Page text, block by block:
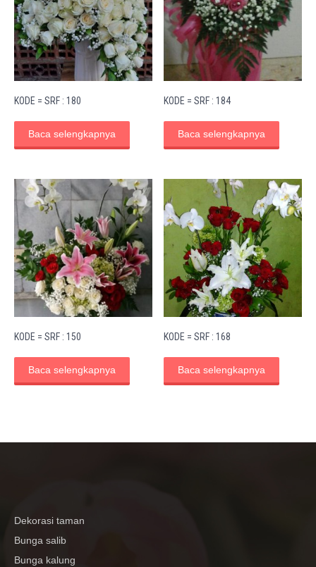
KODE = SRF : 180
Baca selengkapnya
KODE = SRF : 184
Baca selengkapnya
KODE = SRF : 150
Baca selengkapnya
KODE = SRF : 168
Baca selengkapnya
Dekorasi taman
Bunga salib
Bunga kalung